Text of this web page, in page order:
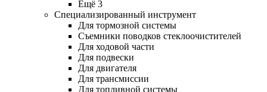
Ещё 3
Специализированный инструмент
Для тормозной системы
Съемники поводков стеклоочистителей
Для ходовой части
Для подвески
Для двигателя
Для трансмиссии
Для топливной системы